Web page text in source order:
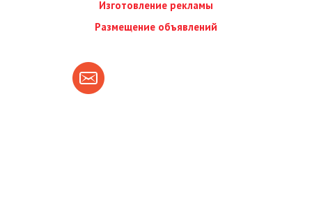
Изготовление рекламы
Размещение объявлений